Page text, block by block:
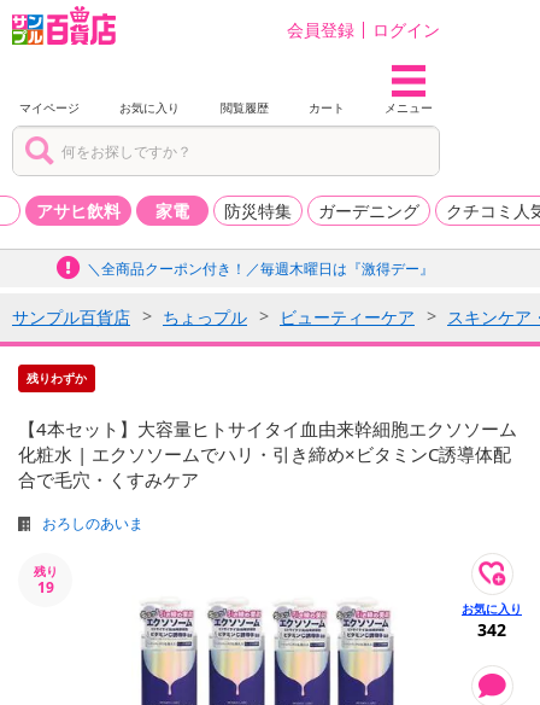
会員登録 ログイン
マイページ お気に入り 閲覧履歴 カート メニュー
アサヒ飲料 家電 防災特集 ガーデニング クチコミ人
＼全商品クーポン付き！／毎週木曜日は『激得デー』
サンプル百貨店 ちょっプル ビューティーケア スキンケア
残りわずか
【4本セット】大容量ヒトサイタイ血由来幹細胞エクソソーム
化粧水 | エクソソームでハリ・引き締め×ビタミンC誘導体配
合で毛穴・くすみケア
おろしのあいま
残り
19
342